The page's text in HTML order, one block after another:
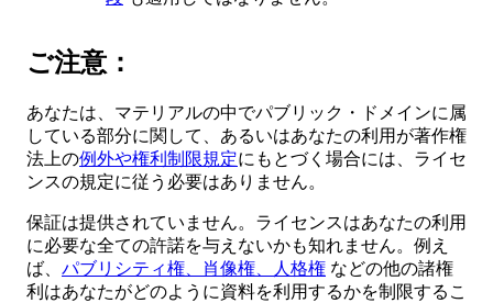
ご注意：
あなたは、マテリアルの中でパブリック・ドメインに属
している部分に関して、あるいはあなたの利用が著作権
法上の例外や権利制限規定にもとづく場合には、ライセ
ンスの規定に従う必要はありません。
保証は提供されていません。ライセンスはあなたの利用
に必要な全ての許諾を与えないかも知れません。例え
ば、 パブリシティ権、肖像権、人格権 などの他の諸権
利はあなたがどのように資料を利用するかを制限するこ